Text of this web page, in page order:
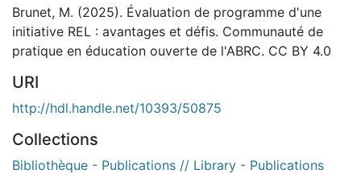
Brunet, M. (2025). Évaluation de programme d'une
initiative REL : avantages et défis. Communauté de
pratique en éducation ouverte de l'ABRC. CC BY 4.0
URI
http://hdl.handle.net/10393/50875
Collections
Bibliothèque - Publications // Library - Publications